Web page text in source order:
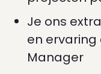
Je ons
en ervaring
Manager